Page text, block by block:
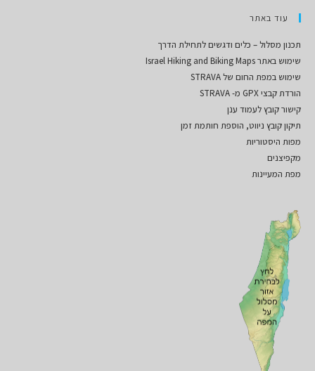
עוד באתר
תכנון מסלול – כלים ודגשים לתחילת הדרך
שימוש באתר Israel Hiking and Biking Maps
שימוש במפת החום של STRAVA
הורדת קבצי GPX מ- STRAVA
קישור קובץ לעמוד ענן
תיקון קובץ ניווט, הוספת חותמת זמן
מפות היסטוריות
מקפיצנים
מפת המעיינות